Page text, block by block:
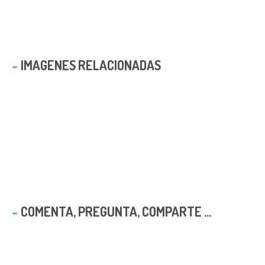
IMAGENES RELACIONADAS
COMENTA, PREGUNTA, COMPARTE ...